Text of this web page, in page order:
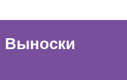
Выноски